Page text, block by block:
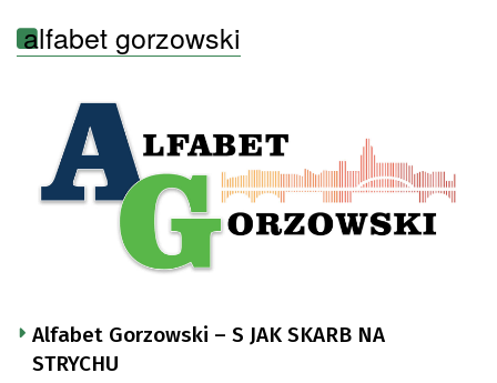
alfabet gorzowski
Alfabet Gorzowski – S JAK SKARB NA
STRYCHU